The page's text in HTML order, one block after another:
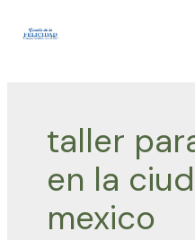
taller
en la
mexico